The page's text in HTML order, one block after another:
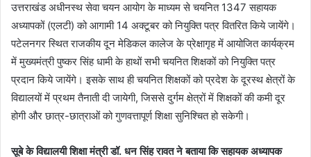
उत्तराखंड अधीनस्थ सेवा चयन आयोग के माध्यम से चयनित 1347 सहायक
अध्यापकों (एलटी) को आगामी 14 अक्टूबर को नियुक्ति पत्र वितरित किये जायेंगे।
पटेलनगर स्थित राजकीय दून मेडिकल कालेज के प्रेक्षागृह में आयोजित कार्यक्रम
में मुख्यमंत्री पुष्कर सिंह धामी के हाथों सभी चयनित शिक्षकों को नियुक्ति पत्र
प्रदान किये जायेंगे। इसके साथ ही चयनित शिक्षकों को प्रदेश के दूरस्थ क्षेत्रों के
विद्यालयों में प्रथम तैनाती दी जायेगी, जिससे दुर्गम क्षेत्रों में शिक्षकों की कमी दूर
होगी और छात्र-छात्राओं को गुणवत्तापूर्ण शिक्षा सुनिश्चित हो सकेगी।
सूबे के विद्यालयी शिक्षा मंत्री डॉ. धन सिंह रावत ने बताया कि सहायक अध्यापक